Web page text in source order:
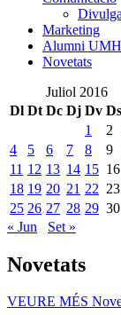
Marketing
Alumni UMH
Novetats
Juliol 2016
Dl Dt Dc Dj Dv Ds
1
2
4
5 6 7 8 9
11 12 13 14 15 16
18 19 20 21 22 23
25 26 27 28 29 30
« Jun
Set »
Novetats
VEURE MÉS